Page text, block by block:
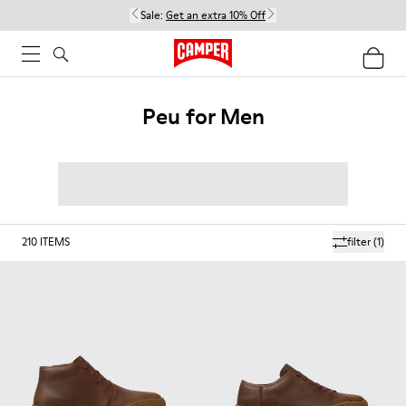
Sale: Get an extra 10% Off
Peu for Men
filter(1)
210 ITEMS